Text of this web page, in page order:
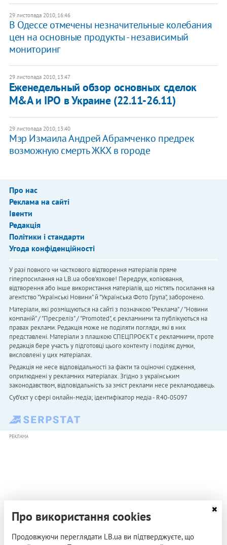
29 листопада 2010, 16:46
В Одессе отмечены незначительные колебания
цен на основные продукты - независимый
мониторинг
29 листопада 2010, 13:47
​Еженедельный обзор основных сделок
M&A и IPO в Украине (22.11-26.11)
29 листопада 2010, 13:40
Мэр Измаила Андрей Абрамченко предрек
возможную смерть ЖКХ в городе
Про нас
Реклама на сайті
Івенти
Редакція
Політики і стандарти
Угода конфіденційності
У разі повного чи часткового відтворення матеріалів пряме
гіперпосилання на LB.ua обов'язкове! Передрук, копіювання,
відтворення або інше використання матеріалів, що містять посилання на
агентство "Українськi Новини" й "Українська Фото Група", заборонено.
Матеріали, які розміщуються на сайті з позначкою "Реклама" / "Новини
компаній" / "Пресреліз" / "Promoted", є рекламними та публікуються на
правах реклами. Редакція може не поділяти погляди, які в них
представлені. Матеріали з плашкою СПЕЦПРОЄКТ є рекламними, проте
редакція бере участь у підготовці цього контенту і поділяє думки,
висловлені у цих матеріалах.
Редакція не несе відповідальності за факти та оціночні судження,
оприлюднені у рекламних матеріалах. Згідно з українським
законодавством, відповідальність за зміст реклами несе рекламодавець.
Cуб'єкт у сфері онлайн-медіа; ідентифікатор медіа - R40-05097
РЕКЛАМА
Про використання cookies
Продовжуючи переглядати LB.ua ви підтверджуєте, що